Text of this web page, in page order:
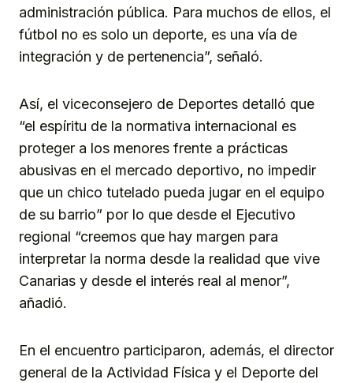
administración pública. Para muchos de ellos, el
fútbol no es solo un deporte, es una vía de
integración y de pertenencia”, señaló.
Así, el viceconsejero de Deportes detalló que
“el espíritu de la normativa internacional es
proteger a los menores frente a prácticas
abusivas en el mercado deportivo, no impedir
que un chico tutelado pueda jugar en el equipo
de su barrio” por lo que desde el Ejecutivo
regional “creemos que hay margen para
interpretar la norma desde la realidad que vive
Canarias y desde el interés real al menor”,
añadió.
En el encuentro participaron, además, el director
general de la Actividad Física y el Deporte del